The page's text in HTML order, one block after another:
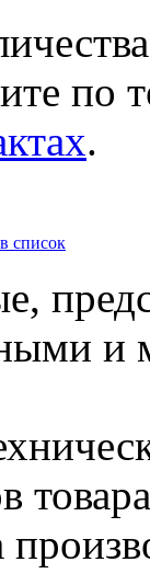
по
.
список
и